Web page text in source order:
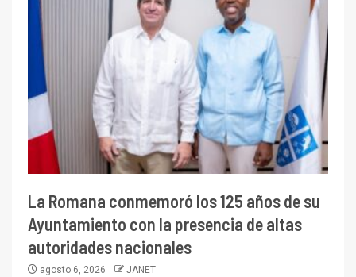
La Romana conmemoró los 125 años de su
Ayuntamiento con la presencia de altas
autoridades nacionales
agosto 6, 2026 JANET